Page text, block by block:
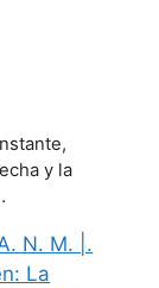
y la
N. M. |.
La